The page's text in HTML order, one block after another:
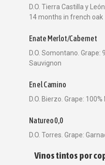
D.O. Tierra Castilla y
14 months in french oak
Enate Merlot/Cabernet
D.O. Somontano.
Sauvignon
En el Camino
D.O. Bierzo. Grape:
Natureo 0,0
D.O. Torres. Grape:
Vinos tintos por